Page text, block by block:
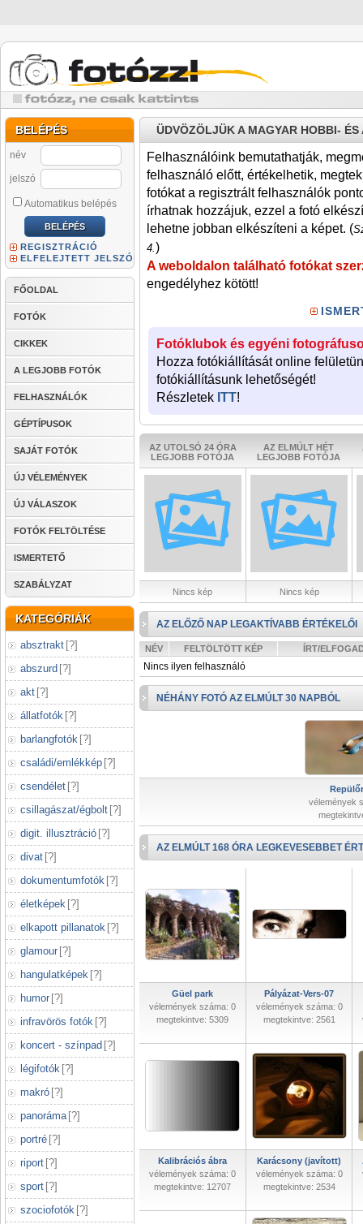
BELÉPÉS
név
jelszó
Automatikus belépés
REGISZTRÁCIÓ
ELFELEJTETT JELSZÓ
FŐOLDAL
FOTÓK
CIKKEK
A LEGJOBB FOTÓK
FELHASZNÁLÓK
GÉPTÍPUSOK
SAJÁT FOTÓK
ÚJ VÉLEMÉNYEK
ÚJ VÁLASZOK
FOTÓK FELTÖLTÉSE
ISMERTETŐ
SZABÁLYZAT
KATEGÓRIÁK
absztrakt [?]
abszurd [?]
akt [?]
állatfotók [?]
barlangfotók [?]
családi/emlékkép [?]
csendélet [?]
csillagászat/égbolt [?]
digit. illusztráció [?]
divat [?]
dokumentumfotók [?]
életképek [?]
elkapott pillanatok [?]
glamour [?]
hangulatképek [?]
humor [?]
infravörös fotók [?]
koncert - színpad [?]
légifotók [?]
makró [?]
panoráma [?]
portré [?]
riport [?]
sport [?]
szociofotók [?]
ÜDVÖZÖLJÜK A MAGYAR HOBBI-
Felhasználóink bemutathatják,
felhasználó előtt, értékelhetik,
fotókat a regisztrált felhasználók
írhatnak hozzájuk, ezzel a fotó
lehetne jobban elkészíteni a képet. (
4.)
A weboldalon található fotókat
engedélyhez kötött!
Fotóklubok és egyéni
Hozza fotókiállítását online
fotókiállításunk lehetőségét!
Részletek ITT!
AZ UTOLSÓ 24 ÓRA
LEGJOBB FOTÓJA
AZ ELMÚLT HÉT
LEGJOBB FOTÓJA
Nincs kép Nincs kép
AZ ELŐZŐ NAP LEGAKTÍVABB ÉRTÉKELŐI
NÉV FELTÖLTÖTT KÉP ÍRT/
Nincs ilyen felhasználó
NÉHÁNY FOTÓ AZ ELMÚLT 30 NAPBÓL
vélemények
AZ ELMÚLT 168 ÓRA LEGKEVESEBBET
Güel park
vélemények száma: 0
megtekintve: 5309
Pályázat-Vers-07
vélemények száma: 0
megtekintve: 2561
Kalibrációs ábra
vélemények száma: 0
megtekintve: 12707
Karácsony (javított)
vélemények száma: 0
megtekintve: 2534